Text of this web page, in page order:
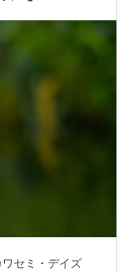
セミ・デイズ